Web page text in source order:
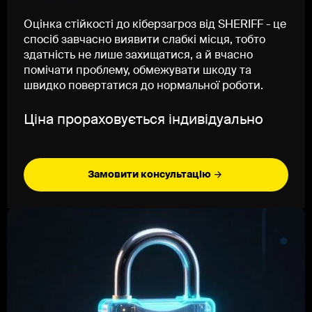
Оцінка стійкості до кіберзагроз від SHERIFF - це
спосіб завчасно виявити слабкі місця, тобто
здатність не лише захищатися, а й вчасно
помічати проблему, обмежувати шкоду та
швидко повертатися до нормальної роботи.
Ціна прораховується індивідуально
Замовити консультацію